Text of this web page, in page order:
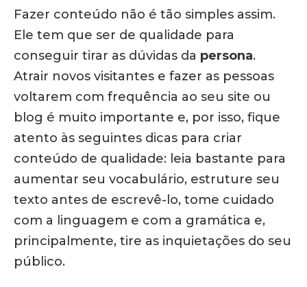
Fazer conteúdo não é tão simples assim.
Ele tem que ser de qualidade para
conseguir tirar as dúvidas da persona.
Atrair novos visitantes e fazer as pessoas
voltarem com frequência ao seu site ou
blog é muito importante e, por isso, fique
atento às seguintes dicas para criar
conteúdo de qualidade: leia bastante para
aumentar seu vocabulário, estruture seu
texto antes de escrevê-lo, tome cuidado
com a linguagem e com a gramática e,
principalmente, tire as inquietações do seu
público.